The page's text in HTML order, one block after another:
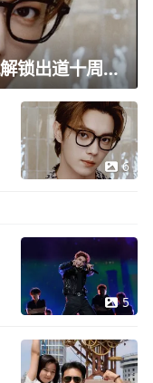
从复古休闲到先锋正装，许凯解锁出道十周年大片
6
5